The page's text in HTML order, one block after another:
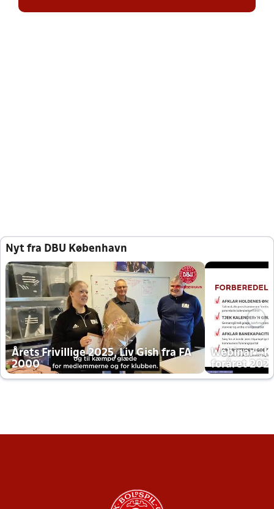
Nyt fra DBU København
Årets Frivillige 2025, Liv Gish fra FA
2000
Webinar -
foråret